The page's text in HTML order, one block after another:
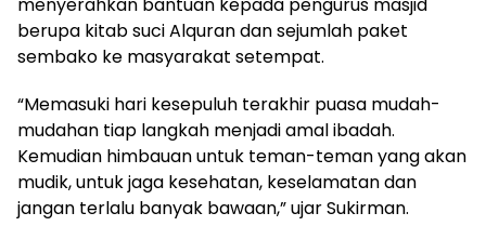
berupa kitab suci Alquran dan sejumlah paket
sembako ke masyarakat setempat.
“Memasuki hari kesepuluh terakhir puasa mudah-
mudahan tiap langkah menjadi amal ibadah.
Kemudian himbauan untuk teman-teman yang akan
mudik, untuk jaga kesehatan, keselamatan dan
jangan terlalu banyak bawaan,” ujar Sukirman.